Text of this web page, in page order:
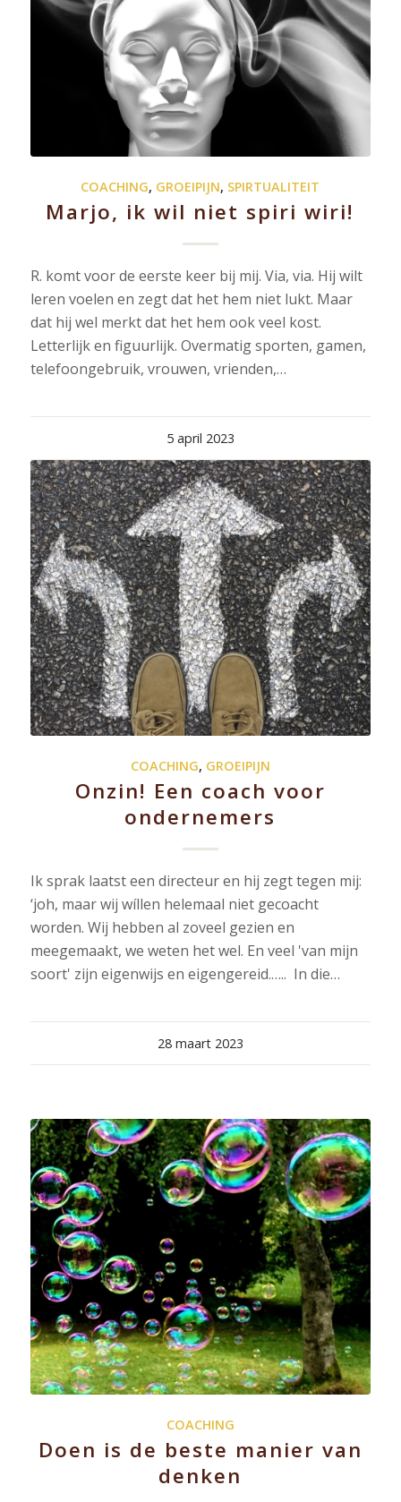
COACHING, GROEIPIJN, SPIRTUALITEIT
Marjo, ik wil niet spiri wiri!
R. komt voor de eerste keer bij mij. Via, via. Hij wilt
leren voelen en zegt dat het hem niet lukt. Maar
dat hij wel merkt dat het hem ook veel kost.
Letterlijk en figuurlijk. Overmatig sporten, gamen,
telefoongebruik, vrouwen, vrienden,…
5 april 2023
COACHING, GROEIPIJN
Onzin! Een coach voor
ondernemers
Ik sprak laatst een directeur en hij zegt tegen mij:
‘joh, maar wij wíllen helemaal niet gecoacht
worden. Wij hebben al zoveel gezien en
meegemaakt, we weten het wel. En veel 'van mijn
soort' zijn eigenwijs en eigengereid.….. In die…
28 maart 2023
COACHING
Doen is de beste manier van
denken